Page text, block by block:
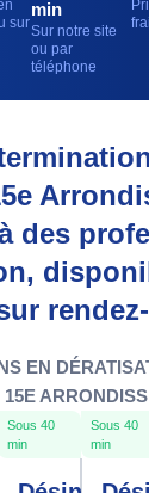
sur
min
Sur notre site
ou par
téléphone
des
EN
Sous 40
min
Sous 40
min